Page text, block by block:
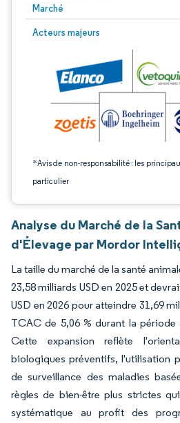
Marché
Acteurs majeurs
*Avis de non-responsabilité : les
particulier
Image © Mordor Intelligence. La
Analyse du Marché de la
d'Élevage par Mordor
La taille du marché de la santé
23,58 milliards USD en 2025 et
USD en 2026 pour atteindre 31,69
TCAC de 5,06 % durant la période
Cette expansion reflète
biologiques préventifs, l'utilisation
de surveillance des maladies
règles de bien-être plus strictes
systématique au profit des